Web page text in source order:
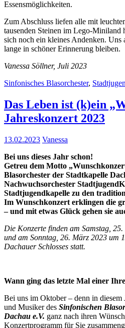
Essensmöglichkeiten.
Zum Abschluss liefen alle mit
tausenden Steinen im Lego-Miniland
sich noch ein kleines Andenken. Uns
lange in schöner Erinnerung bleiben.
Vanessa Söllner, Juli 2023
Sinfonisches Blasorchester,
Das Leben ist (k)ein
Jahreskonzert 2023
13.02.2023 Vanessa
Bei uns dieses Jahr schon!
Getreu dem Motto
Blasorchester der Stadtkapelle
Nachwuchsorchester
Stadtjugendkapelle zu den
Im Wunschkonzert erklingen die
– und mit etwas Glück gehen sie
Die Konzerte finden am Samstag,
und am Sonntag, 26. März 2023 um
Dachauer Schlosses statt.
Wann ging das letzte Mal einer
Bei uns im Oktober – denn in diesem
und Musiker des Sinfonischen
Dachau e.V. ganz nach ihren
Konzertprogramm für Sie